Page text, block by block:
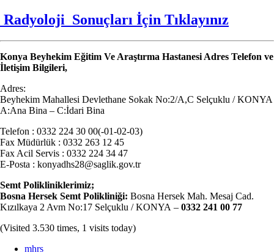
Radyoloji Sonuçları İçin Tıklayınız
Konya Beyhekim Eğitim Ve Araştırma Hastanesi Adres Telefon ve
İletişim Bilgileri,
Adres:
Beyhekim Mahallesi Devlethane Sokak No:2/A,C Selçuklu / KONYA
A:Ana Bina – C:İdari Bina
Telefon : 0332 224 30 00(-01-02-03)
Fax Müdürlük : 0332 263 12 45
Fax Acil Servis : 0332 224 34 47
E-Posta : konyadhs28@saglik.gov.tr
Semt Polikliniklerimiz;
Bosna Hersek Semt Polikliniği: Bosna Hersek Mah. Mesaj Cad.
Kızılkaya 2 Avm No:17 Selçuklu / KONYA – 0332 241 00 77
(Visited 3.530 times, 1 visits today)
mhrs